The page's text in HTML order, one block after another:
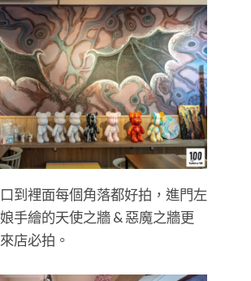
到裡面每個角落都好拍，進門左
手繪的天使之牆 & 惡魔之牆更
店必拍。